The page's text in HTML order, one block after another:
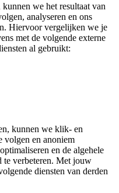
we het resultaat van
analyseren en ons
Hiervoor vergelijken we je
met de volgende externe
al gebruikt:
kunnen we klik- en
volgen en anoniem
en de algehele
te verbeteren. Met jouw
diensten van derden